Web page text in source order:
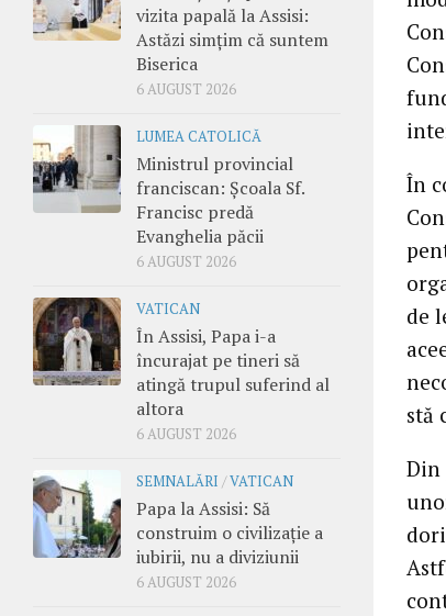
În
de
stă
Din
vizita papală la Assisi:
Astăzi simțim că suntem
Biserica
6 AUGUST 2026
LUMEA CATOLICĂ
Ministrul provincial
franciscan: Școala Sf.
Francisc predă
Evanghelia păcii
6 AUGUST 2026
VATICAN
În Assisi, Papa i-a
încurajat pe tineri să
atingă trupul suferind al
altora
6 AUGUST 2026
SEMNALĂRI /VATICAN
Papa la Assisi: Să
construim o civilizație a
iubirii, nu a diviziunii
6 AUGUST 2026